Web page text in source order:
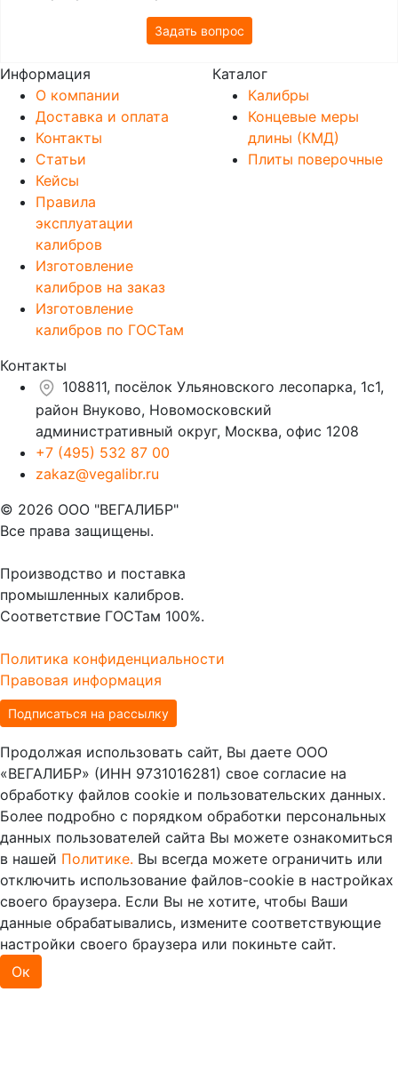
Задать вопрос
Информация
О компании
Доставка и оплата
Контакты
Статьи
Кейсы
Правила
эксплуатации
калибров
Изготовление
калибров на заказ
Изготовление
калибров по ГОСТам
Каталог
Калибры
Концевые меры
длины (КМД)
Плиты поверочные
Контакты
108811, посёлок Ульяновского лесопарка, 1с1,
район Внуково, Новомосковский
административный округ, Москва, офис 1208
+7 (495) 532 87 00
zakaz@vegalibr.ru
© 2026 ООО "ВЕГАЛИБР"
Все права защищены.
Производство и поставка
промышленных калибров.
Соответствие ГОСТам 100%.
Политика конфиденциальности
Правовая информация
Подписаться на рассылку
Продолжая использовать сайт, Вы даете ООО
«ВЕГАЛИБР» (ИНН 9731016281) свое согласие на
обработку файлов cookie и пользовательских данных.
Более подробно с порядком обработки персональных
данных пользователей сайта Вы можете ознакомиться
в нашей Политике. Вы всегда можете ограничить или
отключить использование файлов-cookie в настройках
своего браузера. Если Вы не хотите, чтобы Ваши
данные обрабатывались, измените соответствующие
настройки своего браузера или покиньте сайт.
Ок